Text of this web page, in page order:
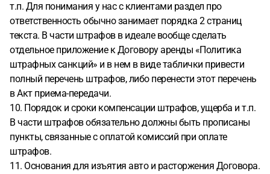
т.п. Для понимания у нас с клиентами раздел про
ответственность обычно занимает порядка 2 страниц
текста. В части штрафов в идеале вообще сделать
отдельное приложение к Договору аренды «Политика
штрафных санкций» и в нем в виде таблички привести
полный перечень штрафов, либо перенести этот перечень
в Акт приема-передачи.
10. Порядок и сроки компенсации штрафов, ущерба и т.п.
В части штрафов обязательно должны быть прописаны
пункты, связанные с оплатой комиссий при оплате
штрафов.
11. Основания для изъятия авто и расторжения Договора.